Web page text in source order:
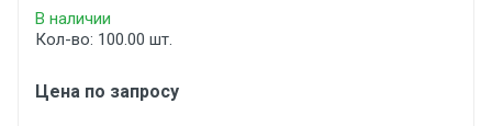
В наличии
Кол-во: 100.00 шт.
Цена по запросу